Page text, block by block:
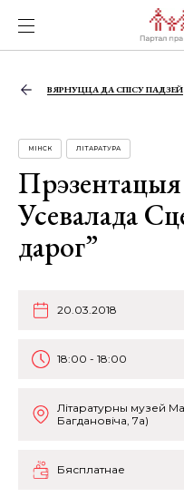
ВЯРНУЦЦА ДА СПІСУ ПАДЗЕЙ
МІНСК ЛІТАРАТУРА
Прэзентацыя
Усевалада
дарог”
20.03.2018
18:00 - 18:00
Літаратурны музей
Багдановіча, 7а)
Бясплатнае